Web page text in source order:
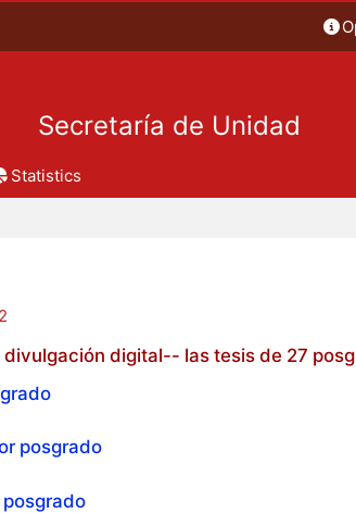
Secretaría de Unidad
Statistics
digital-- las tesis de 27
posgrado